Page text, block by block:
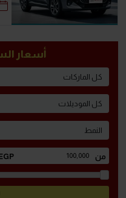
أسعار
كل الماركات
كل الموديلات
النمط